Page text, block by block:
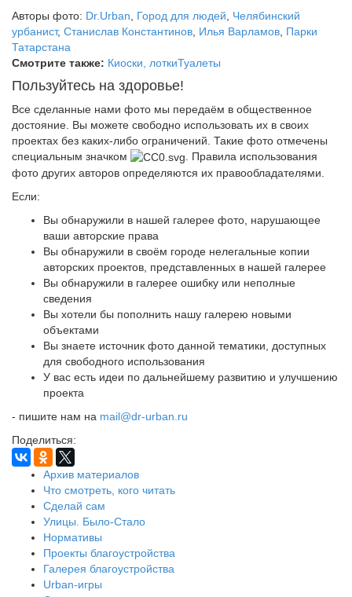
Авторы фото: Dr.Urban Город для людей
Челябинский
урбанист, Станислав Константинов Илья Варламов Парки
Татарстана
Смотрите также: Киоски, лоткиТуалеты
Пользуйтесь на здоровье!
Все сделанные нами фото мы передаём в общественное
достояние. Вы можете свободно использовать их в своих
проектах без каких-либо ограничений. Такие фото отмечены
специальным значком
. Правила использования
фото других авторов определяются их правообладателями.
Если:
Вы обнаружили в нашей галерее фото, нарушающее
ваши авторские права
Вы обнаружили в своём городе нелегальные копии
авторских проектов, представленных в нашей галерее
Вы обнаружили в галерее ошибку или неполные
сведения
Вы хотели бы пополнить нашу галерею новыми
объектами
Вы знаете источник фото данной тематики, доступных
для свободного использования
У вас есть идеи по дальнейшему развитию и улучшению
проекта
- пишите нам на mail@dr-urban.ru
Поделиться:
Архив материалов
Что смотреть, кого читать
Сделай сам
Улицы. Было-Стало
Нормативы
Проекты благоустройства
Галерея благоустройства
Urban-игры